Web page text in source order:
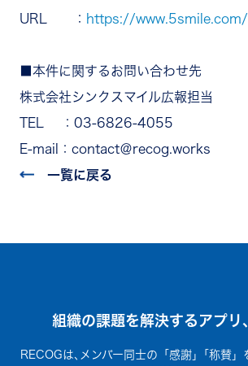
URL ： https://www.5smile.com/
■本件に関するお問い合わせ先
株式会社シンクスマイル広報担当
TEL ：03-6826-4055
E-mail：contact＠recog.works
一覧に戻る
組織の課題を解決するアプリ
RECOGは､メンバー同士の「感謝」｢称賛」